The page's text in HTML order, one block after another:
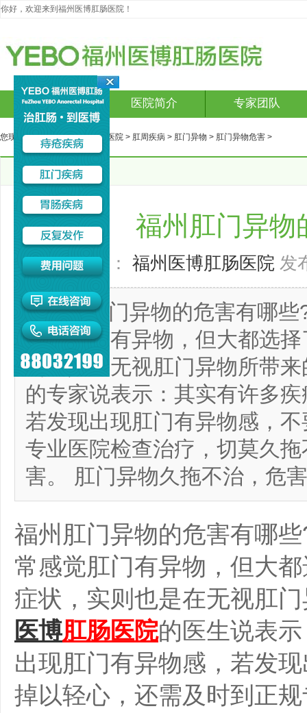
你好，欢迎来到福州医博肛肠医院！
网站首页 医院简介 专家团队
您现在的位置：福州医博肛肠医院 > 肛周疾病 > 肛门异物 > 肛门异物危害 >
文章详细
福州肛门异物
来源： 福州医博肛肠医院发
福州肛门异物的危害有哪
感觉肛门有异物，但大都选
则也是在无视肛门异物所带
的专家说表示：其实有许多
若发现出现肛门有异物感，
专业医院检查治疗，切莫久
害。 肛门异物久拖不治，危
福州肛门异物的危害有哪
常感觉肛门有异物，但大
症状，实则也是在无视肛
医博肛肠医院的医生说表
出现肛门有异物感，若发
掉以轻心，还需及时到正